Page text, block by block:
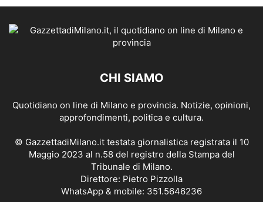
CHI SIAMO
Quotidiano on line di Milano e provincia. Notizie, opinioni,
approfondimenti, politica e cultura.
© GazzettadiMilano.it testata giornalistica registrata il 10
Maggio 2023 al n.58 del registro della Stampa del
Tribunale di Milano.
Direttore: Pietro Pizzolla
WhatsApp & mobile: 351.5646236